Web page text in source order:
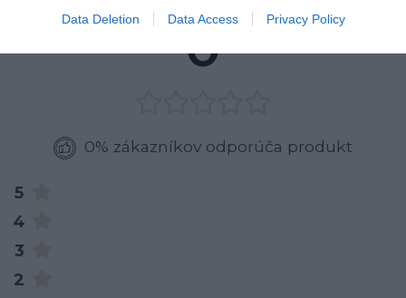
Data Deletion Data Access Privacy Policy
0
0% zákazníkov odporúča produkt
5
4
3
2